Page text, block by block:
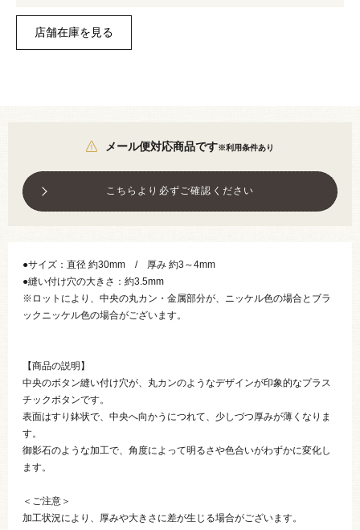
メール便対応商品です※利用条件あり
こちらより必ずご確認ください
●サイズ：直径 約30mm / 厚み 約3～4mm
●縫い付け穴の大きさ：約3.5mm
※ロットにより、中央の丸カン・金属部分が、ニッケル色の場合とブラ
ックニッケル色の場合がございます。
【商品の説明】
中央のボタン縫い付け穴が、丸カンのようなデザインが印象的なプラス
チックボタンです。
表面はすり鉢状で、中央へ向かうにつれて、少しづつ厚みが薄くなりま
す。
御影石のような加工で、角度によって明るさや色合いがわずかに変化し
ます。
＜ご注意＞
加工状況により、厚みや大きさに差が生じる場合がございます。